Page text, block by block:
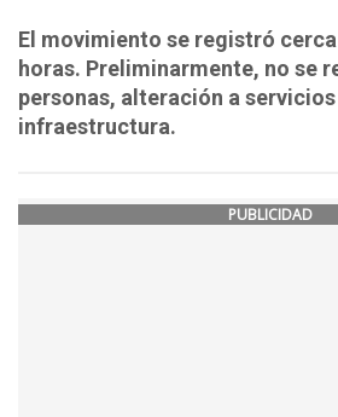
El movimiento se registró
horas. Preliminarmente, no se
personas, alteración a
infraestructura.
PUBLICIDAD